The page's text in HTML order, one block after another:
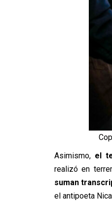
Asimismo, el
realizó en
suman
el antipoeta